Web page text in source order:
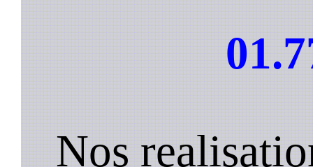
Nos